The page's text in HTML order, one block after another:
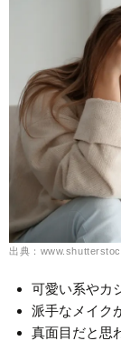
出典：
可愛い系やカ
派手なメイク
真面目だと思